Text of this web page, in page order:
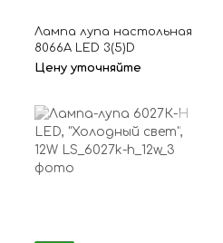
Лампа лупа настольная
8066A LED 3(5)D
Цену уточняйте